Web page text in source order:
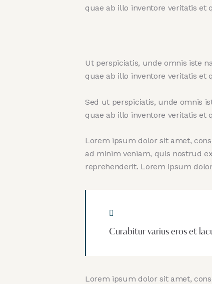
quae ab illo inventore veritatis et
Ut perspiciatis, unde omnis iste
quae ab illo inventore veritatis et
Sed ut perspiciatis, unde omnis
quae ab illo inventore veritatis et
Lorem ipsum dolor sit amet,
ad minim veniam, quis nostrud
reprehenderit. Lorem ipsum
Curabitur varius eros et
Lorem ipsum dolor sit amet,